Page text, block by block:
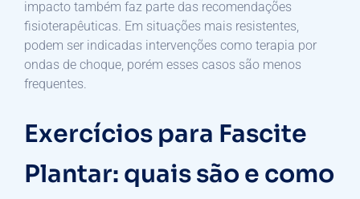
impacto também faz parte das recomendações
fisioterapêuticas. Em situações mais resistentes,
podem ser indicadas intervenções como terapia por
ondas de choque, porém esses casos são menos
frequentes.
Exercícios para Fascite
Plantar: quais são e como